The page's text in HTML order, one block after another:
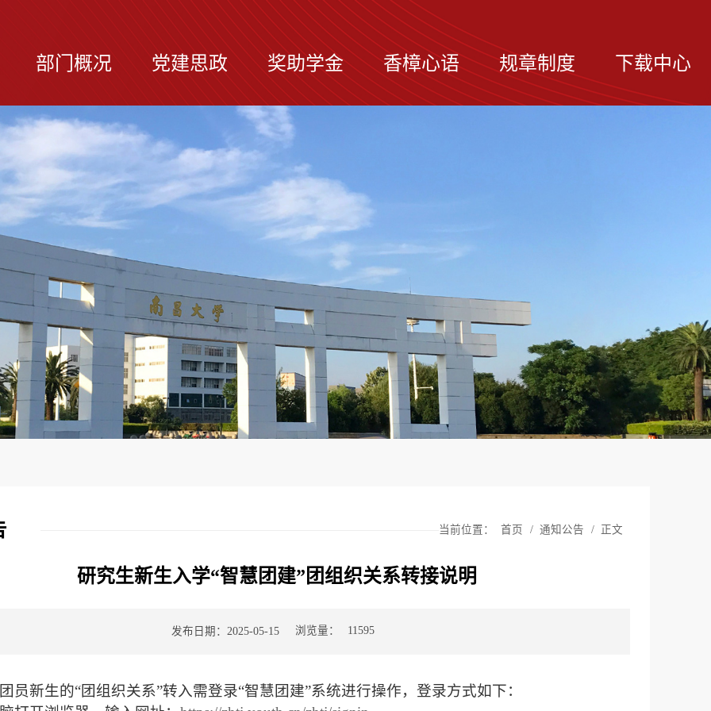
部门概况 党建思政 奖助学金 香樟心语 规章制度 下载中心
当前位置： 首页 / 通知公告 / 正文
研究生新生入学“智慧团建”团组织关系转接说明
发布日期：2025-05-15 浏览量： 11595
员新生的“团组织关系”转入需登录“智慧团建”系统进行操作，登录方式如下：